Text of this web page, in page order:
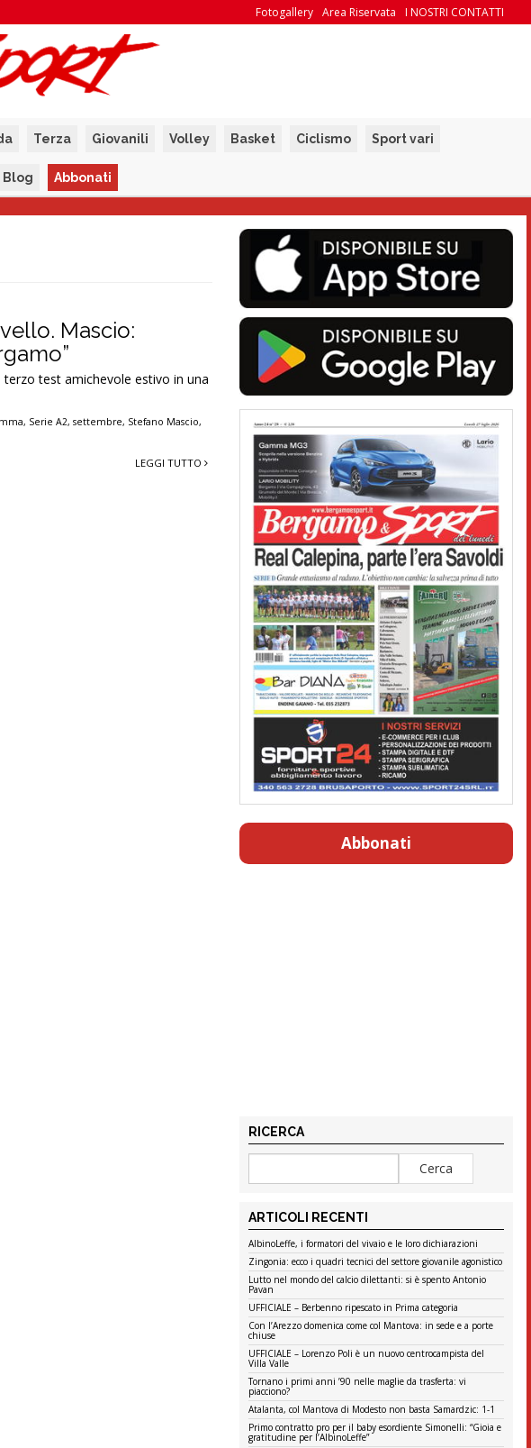
I NOSTRI CONTATTI
Area Riservata
Fotogallery
Terza Giovanili Volley Basket Ciclismo Sport vari
Blog Abbonati
Mascio:
test amichevole estivo in una
, Serie A2,settembre, Stefano Mascio,
LEGGI TUTTO
Abbonati
RICERCA
ARTICOLI RECENTI
AlbinoLeffe, i formatori del vivaio e le loro dichiarazioni
Zingonia: ecco i quadri tecnici del settore giovanile agonistico
Lutto nel mondo del calcio dilettanti: si è spento Antonio
Pavan
UFFICIALE – Berbenno ripescato in Prima categoria
Con l’Arezzo domenica come col Mantova: in sede e a porte
chiuse
UFFICIALE – Lorenzo Poli è un nuovo centrocampista del
Villa Valle
Tornano i primi anni ’90 nelle maglie da trasferta: vi
piacciono?
Atalanta, col Mantova di Modesto non basta Samardzic: 1-1
Primo contratto pro per il baby esordiente Simonelli: “Gioia e
gratitudine per l’AlbinoLeffe”